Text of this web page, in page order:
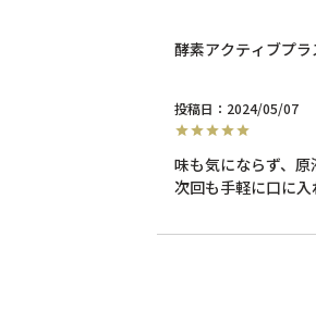
酵素アクティブプ
投稿日 2024/05/07
味も気にならず、原
次回も手軽に口に入